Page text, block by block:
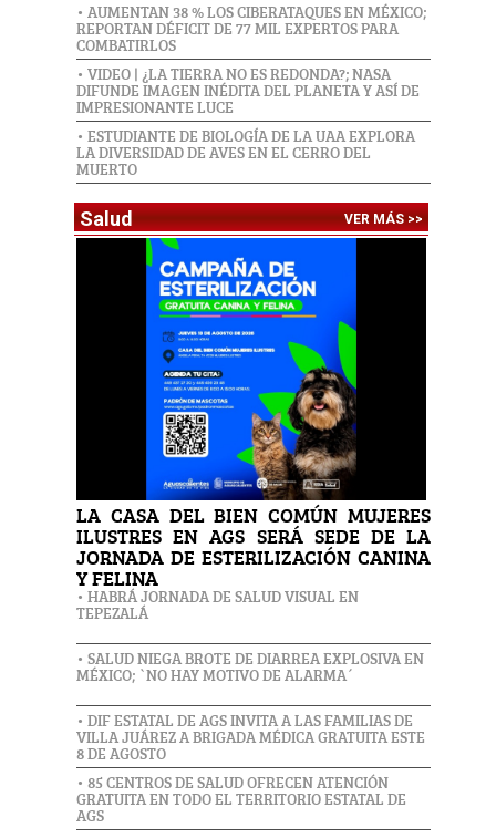
• AUMENTAN 38 % LOS CIBERATAQUES EN MÉXICO;
REPORTAN DÉFICIT DE 77 MIL EXPERTOS PARA
COMBATIRLOS
• VIDEO | ¿LA TIERRA NO ES REDONDA?; NASA
DIFUNDE IMAGEN INÉDITA DEL PLANETA Y ASÍ DE
IMPRESIONANTE LUCE
• ESTUDIANTE DE BIOLOGÍA DE LA UAA EXPLORA
LA DIVERSIDAD DE AVES EN EL CERRO DEL
MUERTO
Salud VER MÁS >>
LA CASA DEL BIEN COMÚN MUJERES
ILUSTRES EN AGS SERÁ SEDE DE LA
JORNADA DE ESTERILIZACIÓN CANINA
Y FELINA
• HABRÁ JORNADA DE SALUD VISUAL EN
TEPEZALÁ
• SALUD NIEGA BROTE DE DIARREA EXPLOSIVA EN
MÉXICO; `NO HAY MOTIVO DE ALARMA´
• DIF ESTATAL DE AGS INVITA A LAS FAMILIAS DE
VILLA JUÁREZ A BRIGADA MÉDICA GRATUITA ESTE
8 DE AGOSTO
• 85 CENTROS DE SALUD OFRECEN ATENCIÓN
GRATUITA EN TODO EL TERRITORIO ESTATAL DE
AGS